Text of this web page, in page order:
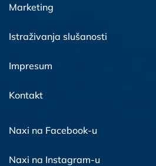
Marketing
Istraživanja slušanosti
Impresum
Kontakt
Naxi na Facebook-u
Naxi na Instagram-u